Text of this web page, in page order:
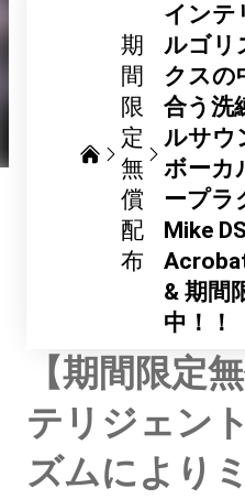
期
間
限
定
無
償
配
布
インテ
ルゴリ
クスの
合う洗
ルサウ
ボーカ
ープラ
Mike
& 期間
中！！
【期間限定
テリジェン
ズムにより